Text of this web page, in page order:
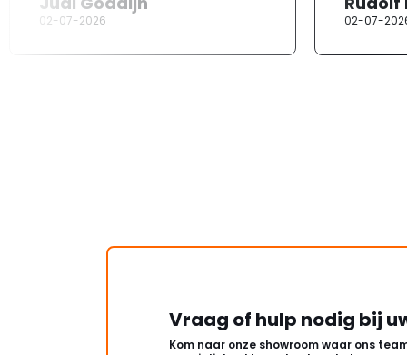
02-07-2026 02-07-
Vraag of hulp nodig bij
Kom naar onze showroom waar ons